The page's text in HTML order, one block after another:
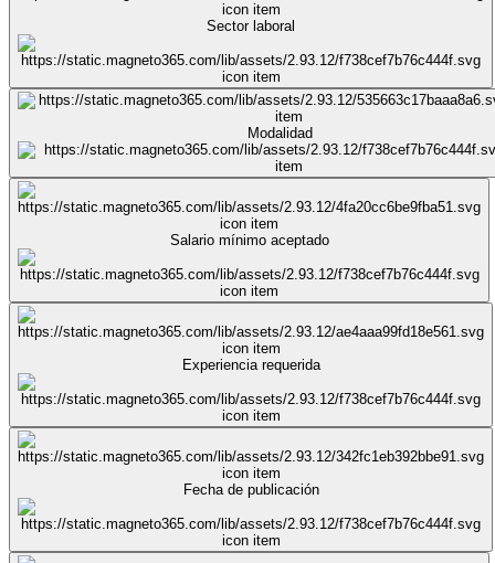
Sector laboral
Modalidad
Salario mínimo aceptado
Experiencia requerida
Fecha de publicación